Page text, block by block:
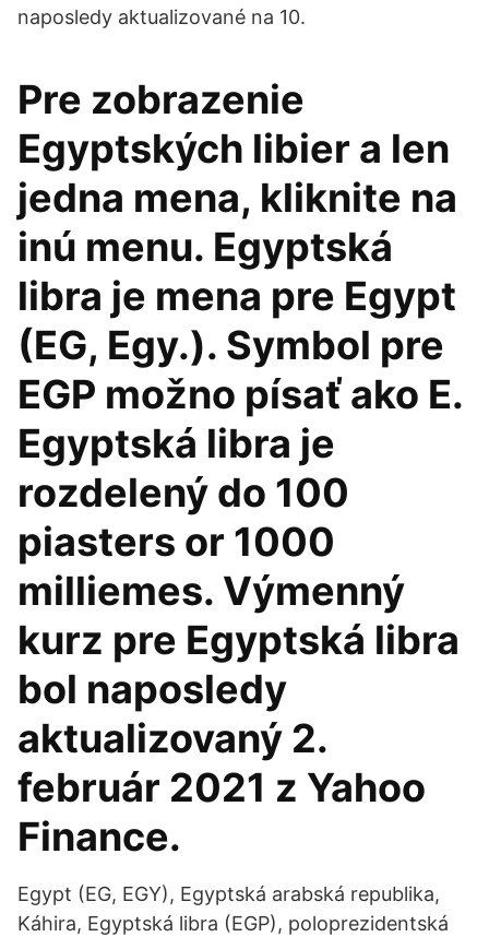
naposledy aktualizované na 10.
Pre zobrazenie
Egyptských libier a len
jedna mena, kliknite na
inú menu. Egyptská
libra je mena pre Egypt
(EG, Egy.). Symbol pre
EGP možno písať ako E.
Egyptská libra je
rozdelený do 100
piasters or 1000
milliemes. Výmenný
kurz pre Egyptská libra
bol naposledy
aktualizovaný 2.
február 2021 z Yahoo
Finance.
Egypt (EG, EGY), Egyptská arabská republika,
Káhira, Egyptská libra (EGP), poloprezidentská